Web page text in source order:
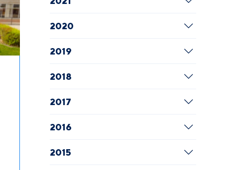
2020
2019
2018
2017
2016
2015